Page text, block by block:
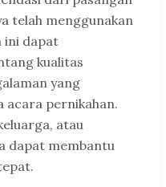
telah menggunakan
ini dapat
kualitas
yang
acara pernikahan.
atau
dapat membantu